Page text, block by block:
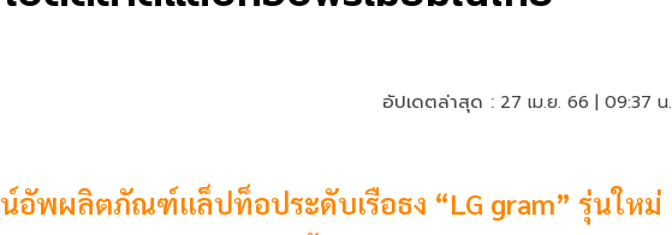
อัปเดตล่าสุด : 27 เม.ย. 66 | 09:37 น.
อัพผลิตภัณฑ์แล็ปท็อประดับเรือธง “LG gram” รุ่นใหม่